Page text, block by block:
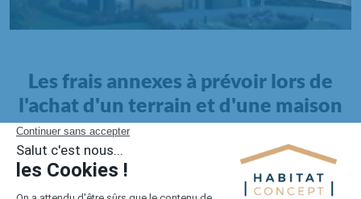
Les frais annexes à prévoir lors de
l'achat d'un terrain et d'une maison
Il faut également intégrer à votre budget, les
pour la maison. Outre l'achat du terrain et la construction, il
faut prendre en compte la viabilisation si elle n'est pas
proposée par le constructeur. Les frais de raccordements et les